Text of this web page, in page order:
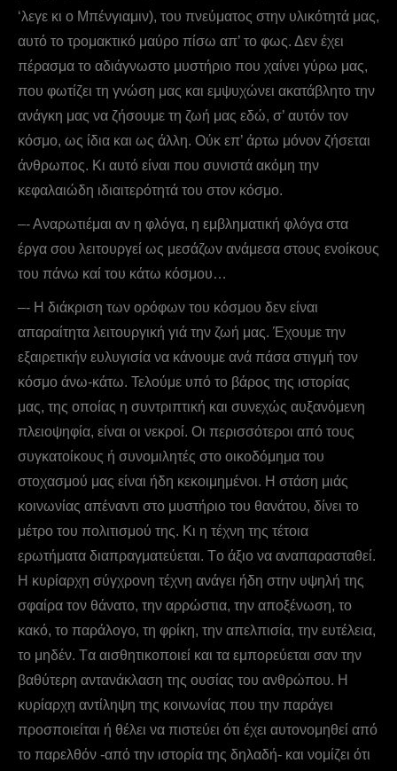
‘λεγε κι ο Mπένγιαμιν), του πνεύματος στην υλικότητά μας,
αυτό το τρομακτικό μαύρο πίσω απ’ το φως. Δεν έχει
πέρασμα το αδιάγνωστο μυστήριο που χαίνει γύρω μας,
που φωτίζει τη γνώση μας και εμψυχώνει ακατάβλητο την
ανάγκη μας να ζήσουμε τη ζωή μας εδώ, σ’ αυτόν τον
κόσμο, ως ίδια και ως άλλη. Ούκ επ’ άρτω μόνον ζήσεται
άνθρωπος. Κι αυτό είναι που συνιστά ακόμη την
κεφαλαιώδη ιδιαιτερότητά του στον κόσμο.
–- Αναρωτιέμαι αν η φλόγα, η εμβληματική φλόγα στα
έργα σου λειτουργεί ως μεσάζων ανάμεσα στους ενοίκους
του πάνω καί του κάτω κόσμου…
–- Η διάκριση των ορόφων του κόσμου δεν είναι
απαραίτητα λειτουργική γιά την ζωή μας. Έχουμε την
εξαιρετικήν ευλυγισία να κάνουμε ανά πάσα στιγμή τον
κόσμο άνω-κάτω. Τελούμε υπό το βάρος της ιστορίας
μας, της οποίας η συντριπτική και συνεχώς αυξανόμενη
πλειοψηφία, είναι οι νεκροί. Οι περισσότεροι από τους
συγκατοίκους ή συνομιλητές στο οικοδόμημα του
στοχασμού μας είναι ήδη κεκοιμημένοι. Η στάση μιάς
κοινωνίας απέναντι στο μυστήριο του θανάτου, δίνει το
μέτρο του πολιτισμού της. Κι η τέχνη της τέτοια
ερωτήματα διαπραγματεύεται. Tο άξιο να αναπαρασταθεί.
Η κυρίαρχη σύγχρονη τέχνη ανάγει ήδη στην υψηλή της
σφαίρα τον θάνατο, την αρρώστια, την αποξένωση, το
κακό, το παράλογο, τη φρίκη, την απελπισία, την ευτέλεια,
το μηδέν. Tα αισθητικοποιεί και τα εμπορεύεται σαν την
βαθύτερη αντανάκλαση της ουσίας του ανθρώπου. H
κυρίαρχη αντίληψη της κοινωνίας που την παράγει
προσποιείται ή θέλει να πιστεύει ότι έχει αυτονομηθεί από
το παρελθόν -από την ιστορία της δηλαδή- και νομίζει ότι